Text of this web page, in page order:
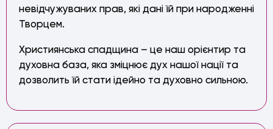
невідчужуваних прав, які дані їй при народженні
Творцем.
Християнська спадщина – це наш орієнтир та
духовна база, яка зміцнює дух нашої нації та
дозволить їй стати ідейно та духовно сильною.